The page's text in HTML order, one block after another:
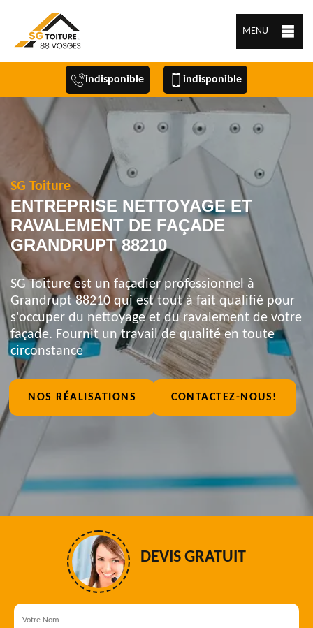
MENU
indisponible indisponible
SG Toiture
ENTREPRISE NETTOYAGE ET
RAVALEMENT DE FAÇADE
GRANDRUPT 88210
SG Toiture est un façadier professionnel à
Grandrupt 88210 qui est tout à fait qualifié pour
s'occuper du nettoyage et du ravalement de votre
façade. Fournit un travail de qualité en toute
circonstance
NOS RÉALISATIONS CONTACTEZ-NOUS!
DEVIS GRATUIT